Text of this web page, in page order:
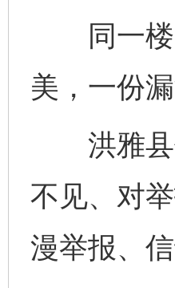
同一楼
美，一份
洪雅县
不见、对
漫举报、